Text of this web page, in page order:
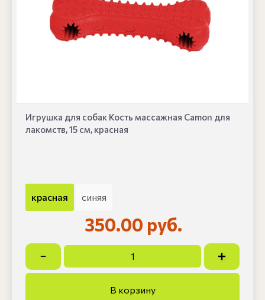
Игрушка для собак Кость массажная Camon для
лакомств, 15 см, красная
красная синяя
350.00 руб.